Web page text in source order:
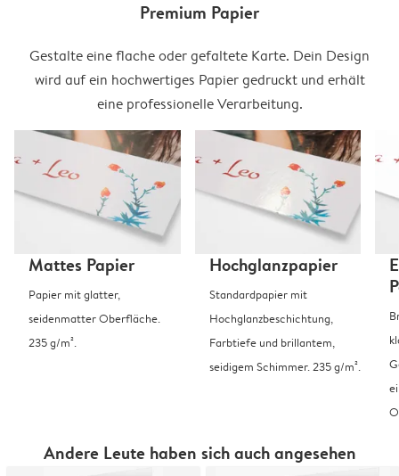
Premium Papier
Gestalte eine flache oder gefaltete Karte. Dein Design
wird auf ein hochwertiges Papier gedruckt und erhält
eine professionelle Verarbeitung.
Mattes Papier
Papier mit glatter,
seidenmatter Oberfläche.
235 g/m².
Hochglanzpapier
Standardpapier mit
Hochglanzbeschichtung,
Farbtiefe und brillantem,
seidigem Schimmer. 235 g/m².
Andere Leute haben sich auch angesehen